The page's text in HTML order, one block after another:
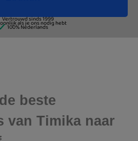
beste
van Timika naar